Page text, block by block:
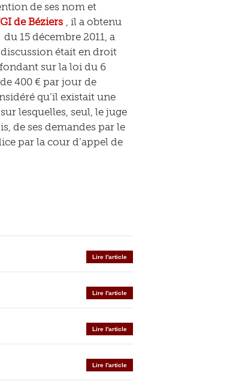
de ses nom et
de Béziers , il a obtenu
du 15 décembre 2011, a
était en droit
sur la loi du 6
400 € par jour de
qu’il existait une
lesquelles, seul, le juge
de ses demandes par le
par la cour d’appel de
Lire l'article
Lire l'article
Lire l'article
Lire l'article